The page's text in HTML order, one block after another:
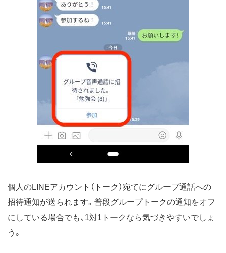
個人のLINEアカウント（トーク）宛てにグループ通話への
招待通知が送られます。普段グループトークの通知をオフ
にしている場合でも、1対1トークなら気づきやすいでしょ
う。